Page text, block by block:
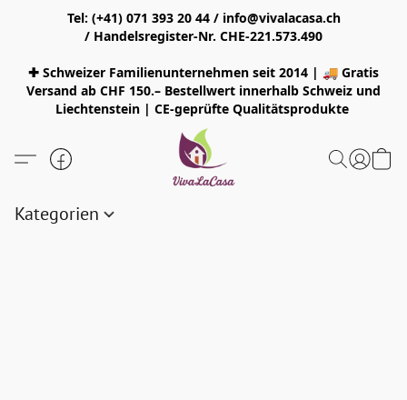
Tel: (+41) 071 393 20 44 / info@vivalacasa.ch
/ Handelsregister-Nr. CHE-221.573.490
✚ Schweizer Familienunternehmen seit 2014 | 🚚 Gratis
Versand ab CHF 150.– Bestellwert innerhalb Schweiz und
Liechtenstein | CE-geprüfte Qualitätsprodukte
Kategorien